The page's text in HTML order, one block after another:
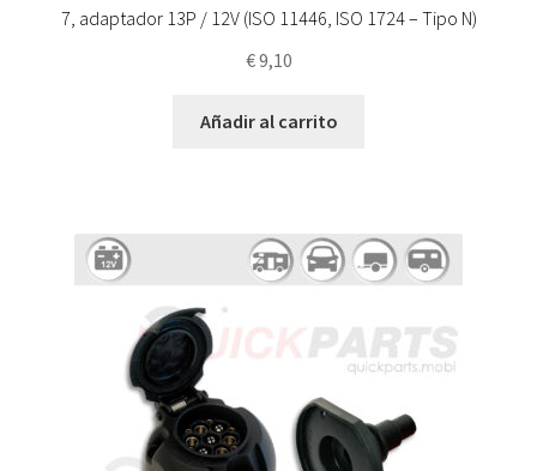
7, adaptador 13P / 12V (ISO 11446, ISO 1724 – Tipo N)
€9,10
Añadir al carrito